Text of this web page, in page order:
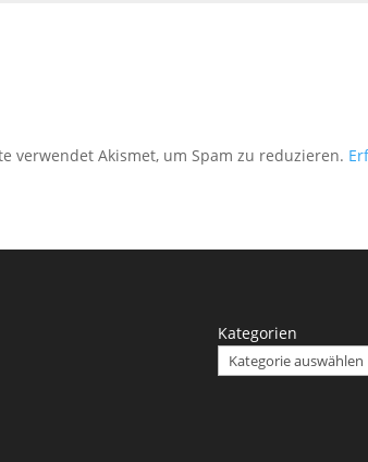
verwendet Akismet, um Spam zu reduzieren.
Kategorien